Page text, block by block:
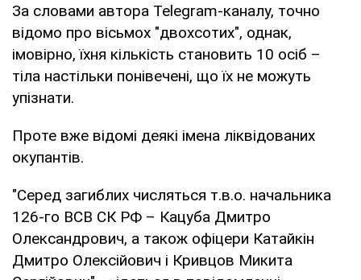
За словами автора Telegram-каналу, точно
відомо про вісьмох "двохсотих", однак,
імовірно, їхня кількість становить 10 осіб –
тіла настільки понівечені, що їх не можуть
упізнати.
Проте вже відомі деякі імена ліквідованих
окупантів.
"Серед загиблих числяться т.в.о. начальника
126-го ВСВ СК РФ – Кацуба Дмитро
Олександрович, а також офіцери Катайкін
Дмитро Олексійович і Кривцов Микита